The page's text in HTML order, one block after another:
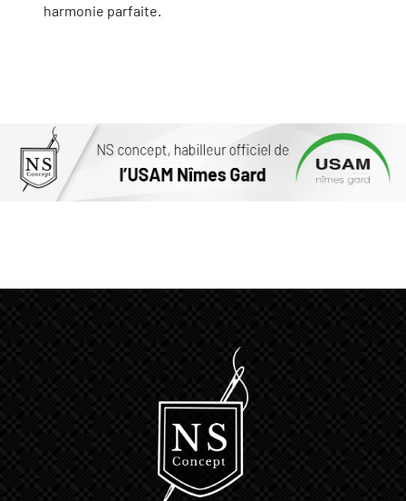
harmonie parfaite.